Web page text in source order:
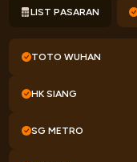
LIST PASARAN
TOTO WUHAN
HK SIANG
SG METRO